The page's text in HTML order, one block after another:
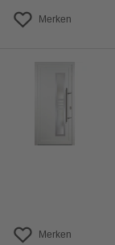
Merken
Merken